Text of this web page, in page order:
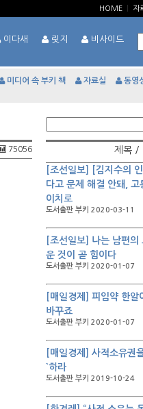
HOME 자
이다새 릿지 비사이드
미디어 속 부키 책 자료실 동영
75056 제목 /
[조선일보] [김지수의
다고 문제 해결 안돼, 고
이치로
도서출판 부키 2020-03-11
[조선일보] 나는 남편
운 것이 곧 힘이다
도서출판 부키 2020-01-07
[매일경제] 피임약 한
바꾸죠
도서출판 부키 2020-01-07
[매일경제] 사적소유권
`하라
도서출판 부키 2019-10-24